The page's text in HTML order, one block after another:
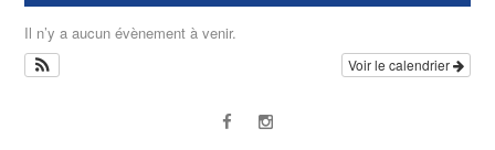
Il n’y a aucun évènement à venir.
Voir le calendrier